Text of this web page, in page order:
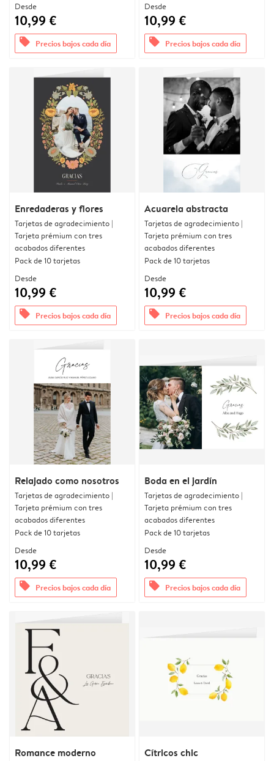
Desde
10,99 €
offers Precios bajos cada día
Desde
10,99 €
offers Precios bajos cada día
Enredaderas y flores
Tarjetas de agradecimiento |
Tarjeta prémium con tres
acabados diferentes
Pack de 10 tarjetas
Desde
10,99 €
offers Precios bajos cada día
Acuarela abstracta
Tarjetas de agradecimiento |
Tarjeta prémium con tres
acabados diferentes
Pack de 10 tarjetas
Desde
10,99 €
offers Precios bajos cada día
Relajado como nosotros
Tarjetas de agradecimiento |
Tarjeta prémium con tres
acabados diferentes
Pack de 10 tarjetas
Desde
10,99 €
offers Precios bajos cada día
Boda en el jardín
Tarjetas de agradecimiento |
Tarjeta prémium con tres
acabados diferentes
Pack de 10 tarjetas
Desde
10,99 €
offers Precios bajos cada día
Romance moderno Cítricos chic